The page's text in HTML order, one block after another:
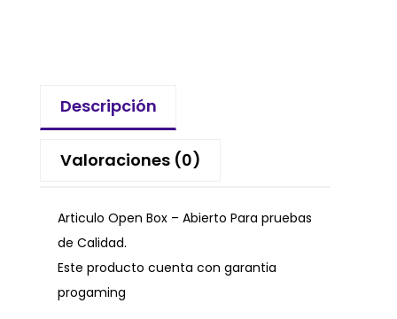
Descripción
Valoraciones (0)
Articulo Open Box – Abierto Para pruebas
de Calidad.
Este producto cuenta con garantia
progaming